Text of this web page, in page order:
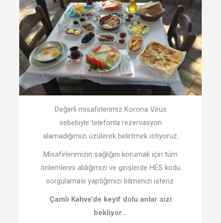
Değerli misafirlerimiz Korona Virüs
sebebiyle telefonla rezervasyon
alamadığımızı üzülerek belirtmek istiyoruz.
Misafirlerimizin sağlığını korumak için tüm
önlemlerini aldığımızı ve girişlerde HES kodu
sorgulaması yaptığımızı bilmenizi isteriz.
Çamlı Kahve’de keyif dolu anlar sizi
bekliyor…